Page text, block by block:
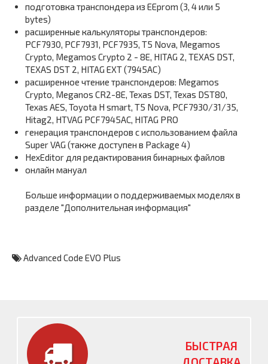
подготовка транспондера из EEprom (3, 4 или 5
bytes)
расширенные калькуляторы транспондеров:
PCF7930, PCF7931, PCF7935, T5 Nova, Megamos
Crypto, Megamos Crypto 2 - 8E, HITAG 2, TEXAS DST,
TEXAS DST 2, HITAG EXT (7945AC)
расширенное чтение транспондеров: Megamos
Crypto, Meganos CR2-8E, Texas DST, Texas DST80,
Texas AES, Toyota H smart, T5 Nova, PCF7930/31/35,
Hitag2, HTVAG PCF7945AC, HITAG PRO
генерация транспондеров с использованием файла
Super VAG (также доступен в Package 4)
HexEditor для редактирования бинарных файлов
онлайн мануал
Больше информации о поддерживаемых моделях в
разделе "Дополнительная информация"
Advanced Code EVO Plus
БЫСТРАЯ